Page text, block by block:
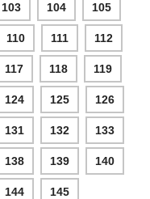
103 104 105
110 111 112
117 118 119
124 125 126
131 132 133
138 139 140
144 145